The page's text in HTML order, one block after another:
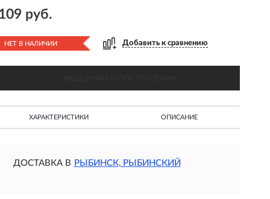
руб.
НЕТ В НАЛИЧИИ Добавить к сравнению
ХАРАКТЕРИСТИКИ ОПИСАНИЕ
ДОСТАВКА В РЫБИНСК, РЫБИНСКИЙ